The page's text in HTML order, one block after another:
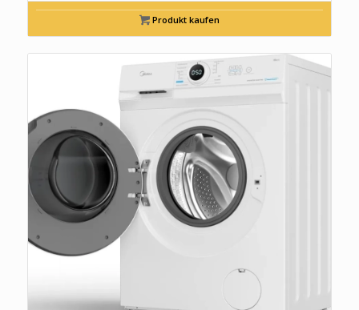
Produkt kaufen